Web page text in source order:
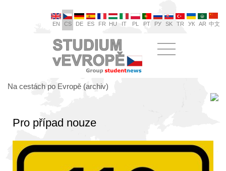
EN CS DE ES FR HU IT PL PT РУ SK TR УК AR 中文
Na cestách po Evropě (archiv)
Pro případ nouze